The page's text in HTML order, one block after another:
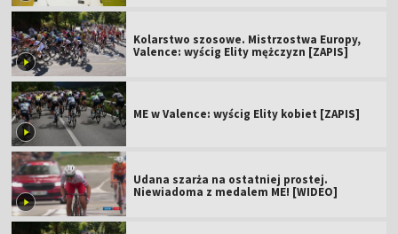
Kolarstwo szosowe. Mistrzostwa Europy,
Valence: wyścig Elity mężczyzn [ZAPIS]
ME w Valence: wyścig Elity kobiet [ZAPIS]
Udana szarża na ostatniej prostej.
Niewiadoma z medalem ME! [WIDEO]